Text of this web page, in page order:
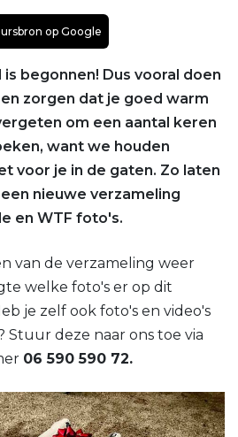
op Google
begonnen! Dus vooral doen
zorgen dat je goed warm
om een aantal keren
want we houden
voor je in de gaten. Zo laten
nieuwe verzameling
en WTF foto's.
van de verzameling weer
welke foto's er op dit
je zelf ook foto's en video's
Stuur deze naar ons toe via
06 590 590 72.